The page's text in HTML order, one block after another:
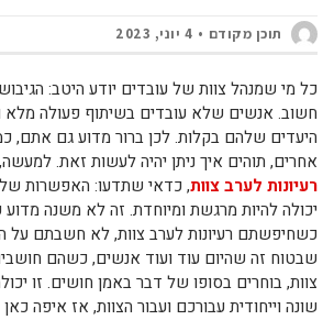
תוכן מקודם 4 יוני, 2023
כל מי שמנהל צוות של עובדים יודע היטב:
חשוב. אנשים שלא עובדים בשיתוף פעולה מלא
היעדים שלהם בקלות. לכן ברור מדוע גם אתם,
אחרים, תוהים איך ניתן יהיה לעשות זאת.
רעיונות לערב צוות, כדאי שתדעו: האפשרות
יכולה להיות מרגשת ומיוחדת. זה לא משנה
כשחיפשתם רעיונות לערב צוות, לא חשבתם על
שבטוח זה שהיום עוד ועוד אנשים, כשהם
צוות, בוחרים בסופו של דבר באמן חושים. זו
שונה וייחודית עבורכם ועבור הצוות, אז איפה